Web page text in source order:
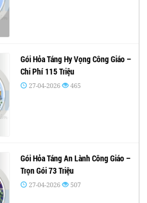
Gói Hỏa Táng Hy Vọng Công Giáo –
Chi Phí 115 Triệu
27-04-2026 465
Gói Hỏa Táng An Lành Công Giáo –
Trọn Gói 73 Triệu
27-04-2026 507